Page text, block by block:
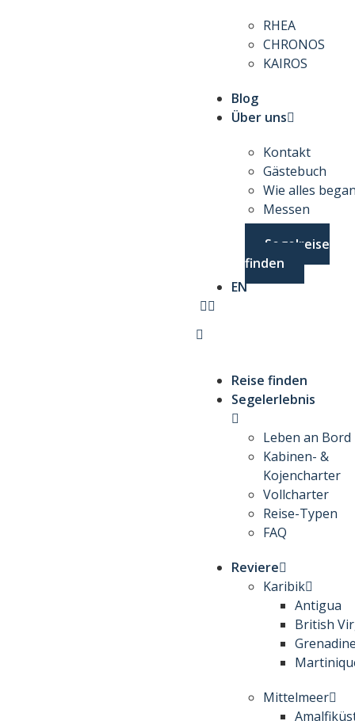
RHEA
CHRONOS
KAIROS
Blog
Über uns
Kontakt
Gästebuch
Wie alles
Messen
Segelreise
finden
EN
Reise finden
Segelerlebnis
Leben an Bord
Kabinen- &
Kojencharter
Vollcharter
Reise-Typen
FAQ
Reviere
Karibik
Antigua
British
Mittelmeer